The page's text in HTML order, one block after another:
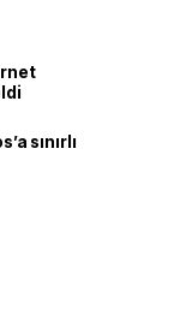
sınırlı